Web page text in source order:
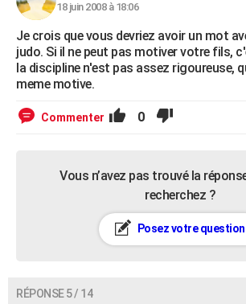
18 juin 2008 à 18:06
Je crois que vous devriez avoir un mot
judo. Si il ne peut pas motiver votre fils,
la discipline n'est pas assez rigoureuse,
meme motive.
Commenter 0
Vous n’avez pas trouvé la
recherchez ?
Posez votre question
RÉPONSE 5 / 14